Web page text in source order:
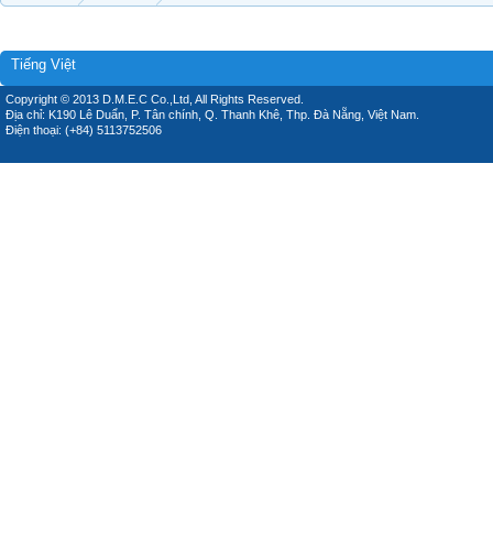
Tiếng Việt
Copyright © 2013 D.M.E.C Co.,Ltd, All Rights Reserved.
Địa chỉ: K190 Lê Duẩn, P. Tân chính, Q. Thanh Khê, Thp. Đà Nẵng, Việt Nam.
Điện thoại: (+84) 5113752506